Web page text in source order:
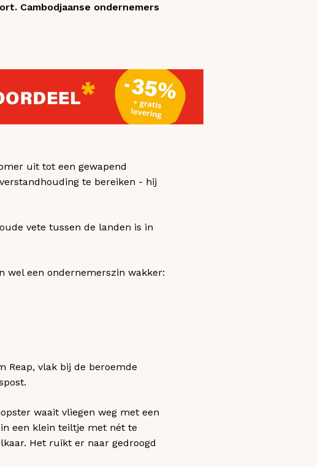
Cambodjaanse ondernemers
uit tot een gewapend
te bereiken - hij
vete tussen de landen is in
wel een ondernemerszin wakker:
Reap, vlak bij de beroemde
waait vliegen weg met een
een klein teiltje met nét te
Het ruikt er naar gedroogd